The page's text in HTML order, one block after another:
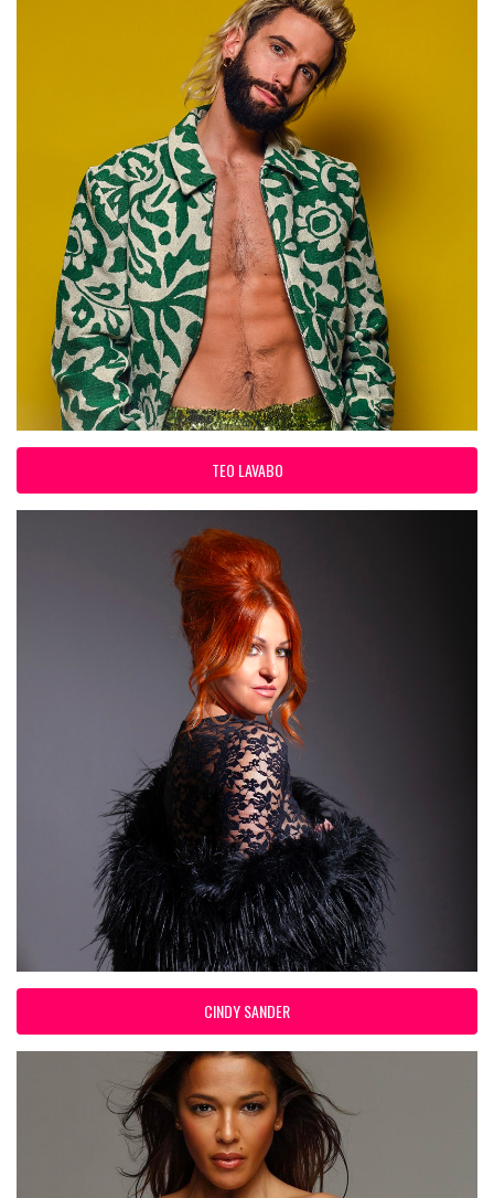
TEO LAVABO
CINDY SANDER